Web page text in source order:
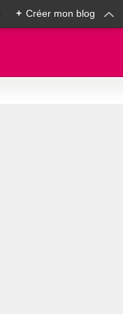
+ Créer mon blog